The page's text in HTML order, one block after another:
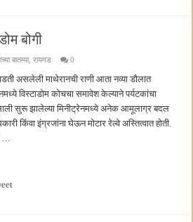
बोगी
बातम्या,रायगड 0
असलेली माथेरानची राणी आता नव्या डौलात
विस्टाडोम कोचचा समावेश केल्याने पर्यटकांचा
सुरू झालेल्या मिनीट्रेनमध्ये अनेक आमूलाग्र बदल
किंवा इंग्रजांना घेऊन मोटार रेल्वे अस्तित्वात होती.
…